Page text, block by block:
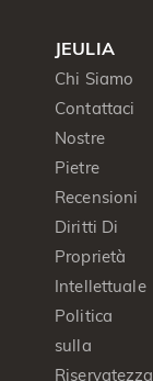
JEULIA
Chi Siamo
Contattaci
Nostre
Pietre
Recensioni
Diritti Di
Proprietà
Intellettuale
Politica
sulla
Riservatezza